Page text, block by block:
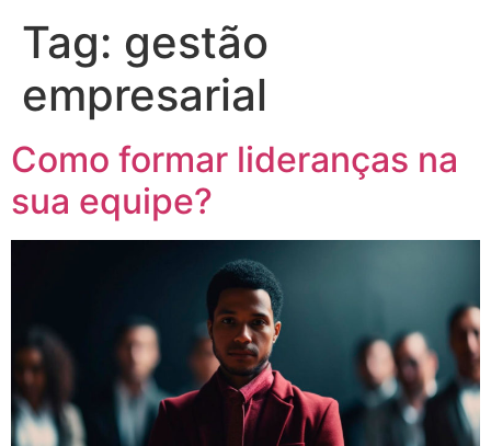
Tag: gestão
empresarial
Como formar lideranças na
sua equipe?